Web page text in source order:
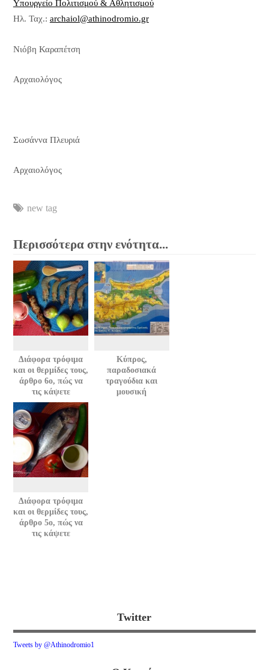
Υπουργείο Πολιτισμού & Αθλητισμού
Ηλ. Ταχ.: archaiol@athinodromio.gr
Νιόβη Καραπέτση
Αρχαιολόγος
Σωσάννα Πλευριά
Αρχαιολόγος
new tag
Περισσότερα στην ενότητα...
Διάφορα τρόφιμα
και οι θερμίδες τους,
άρθρο 6ο, πώς να
τις κάψετε
Κύπρος,
παραδοσιακά
τραγούδια και
μουσική
Διάφορα τρόφιμα
και οι θερμίδες τους,
άρθρο 5ο, πώς να
τις κάψετε
Twitter
Tweets by @Athinodromio1